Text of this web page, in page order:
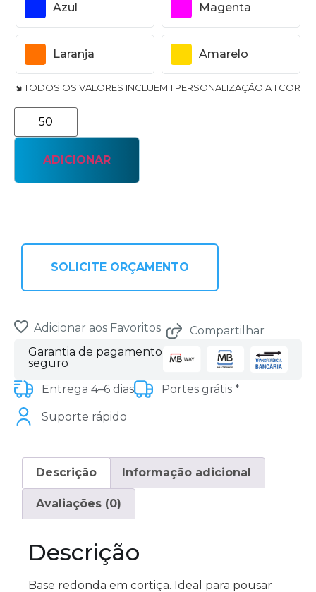
Azul Magenta
Laranja Amarelo
🢆 TODOS OS VALORES INCLUEM 1 PERSONALIZAÇÃO A 1 COR
ADICIONAR
SOLICITE ORÇAMENTO
Adicionar aos Favoritos
Compartilhar
Garantia de pagamento
seguro
Entrega 4–6 dias
Portes grátis *
Suporte rápido
Descrição Informação adicional
Avaliações (0)
Descrição
Base redonda em cortiça. Ideal para pousar